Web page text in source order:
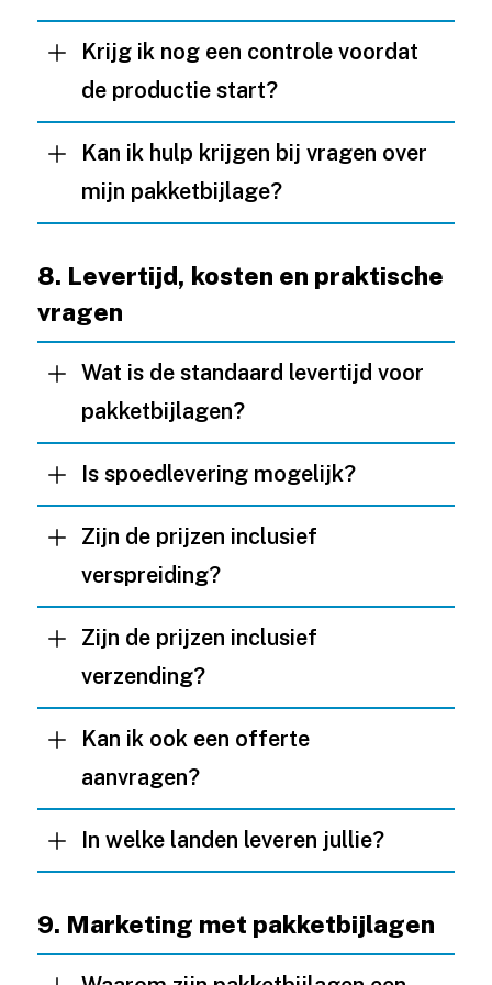
Krijg ik nog een controle voordat
de productie start?
Kan ik hulp krijgen bij vragen over
mijn pakketbijlage?
8. Levertijd, kosten en praktische
vragen
Wat is de standaard levertijd voor
pakketbijlagen?
Is spoedlevering mogelijk?
Zijn de prijzen inclusief
verspreiding?
Zijn de prijzen inclusief
verzending?
Kan ik ook een offerte
aanvragen?
In welke landen leveren jullie?
9. Marketing met pakketbijlagen